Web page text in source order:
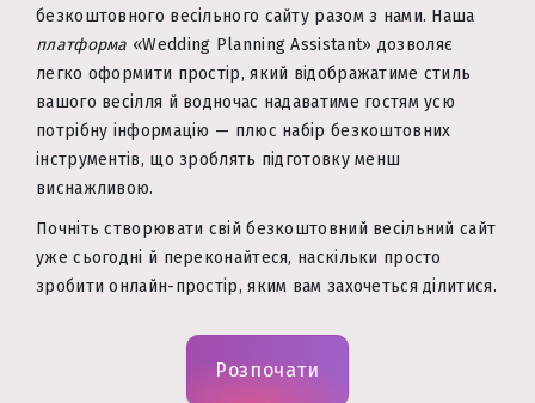
безкоштовного весільного сайту разом з нами. Наша
платформа «Wedding Planning Assistant» дозволяє
легко оформити простір, який відображатиме стиль
вашого весілля й водночас надаватиме гостям усю
потрібну інформацію — плюс набір безкоштовних
інструментів, що зроблять підготовку менш
виснажливою.
Почніть створювати свій безкоштовний весільний сайт
уже сьогодні й переконайтеся, наскільки просто
зробити онлайн-простір, яким вам захочеться ділитися.
Розпочати